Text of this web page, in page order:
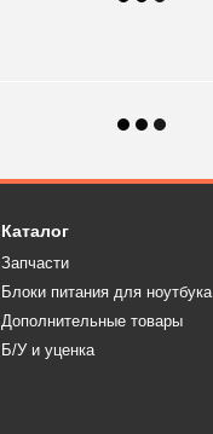
Каталог
Запчасти
Блоки питания для ноутбука
Дополнительные товары
Б/У и уценка